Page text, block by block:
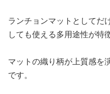
ランチョンマットとしてだ
しても使える多用途性が特
マットの織り柄が上質感を
です。